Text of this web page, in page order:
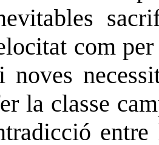
com
noves
la classe